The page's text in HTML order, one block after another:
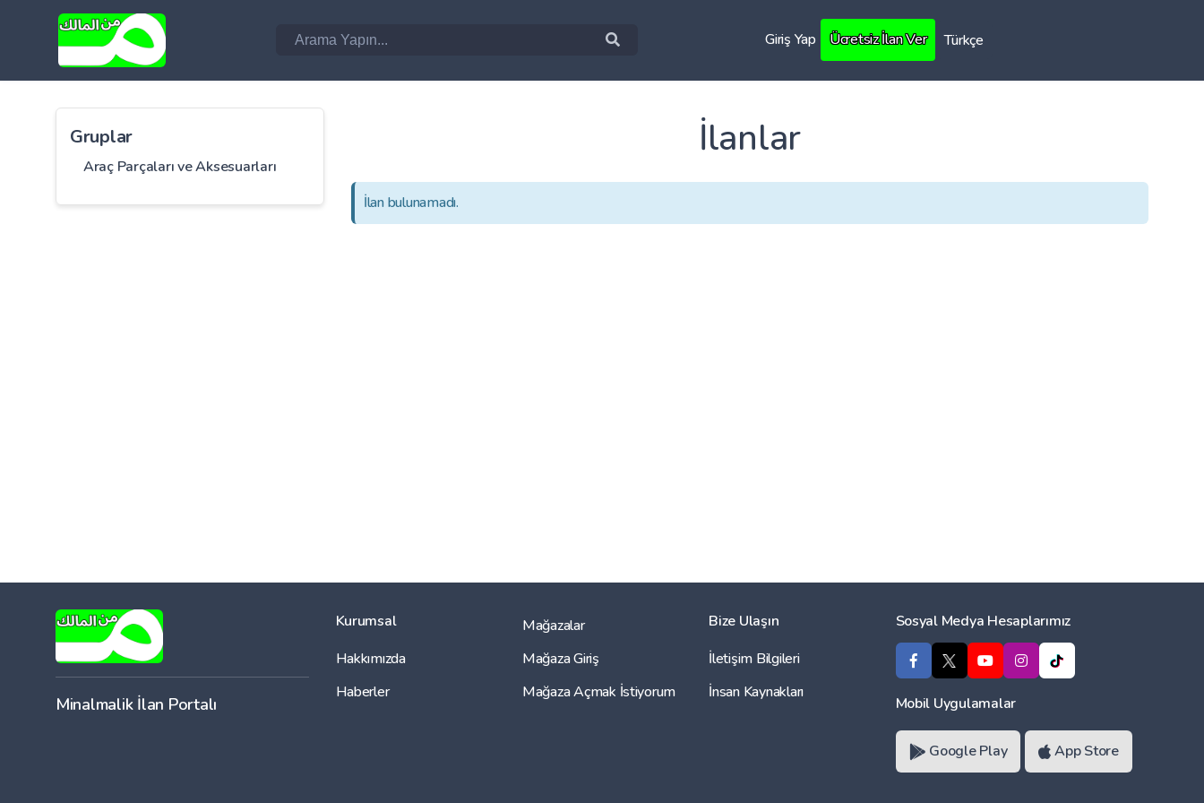
Giriş Yap Ücretsiz İlan Ver Türkçe
Gruplar
Araç Parçaları ve Aksesuarları
İlanlar
İlan bulunamadı.
Minalmalik İlan Portalı
Kurumsal
Hakkımızda
Haberler
Mağazalar
Mağaza Giriş
Mağaza Açmak İstiyorum
Bize Ulaşın
İletişim Bilgileri
İnsan Kaynakları
Sosyal Medya Hesaplarımız
Mobil Uygulamalar
Google Play App Store